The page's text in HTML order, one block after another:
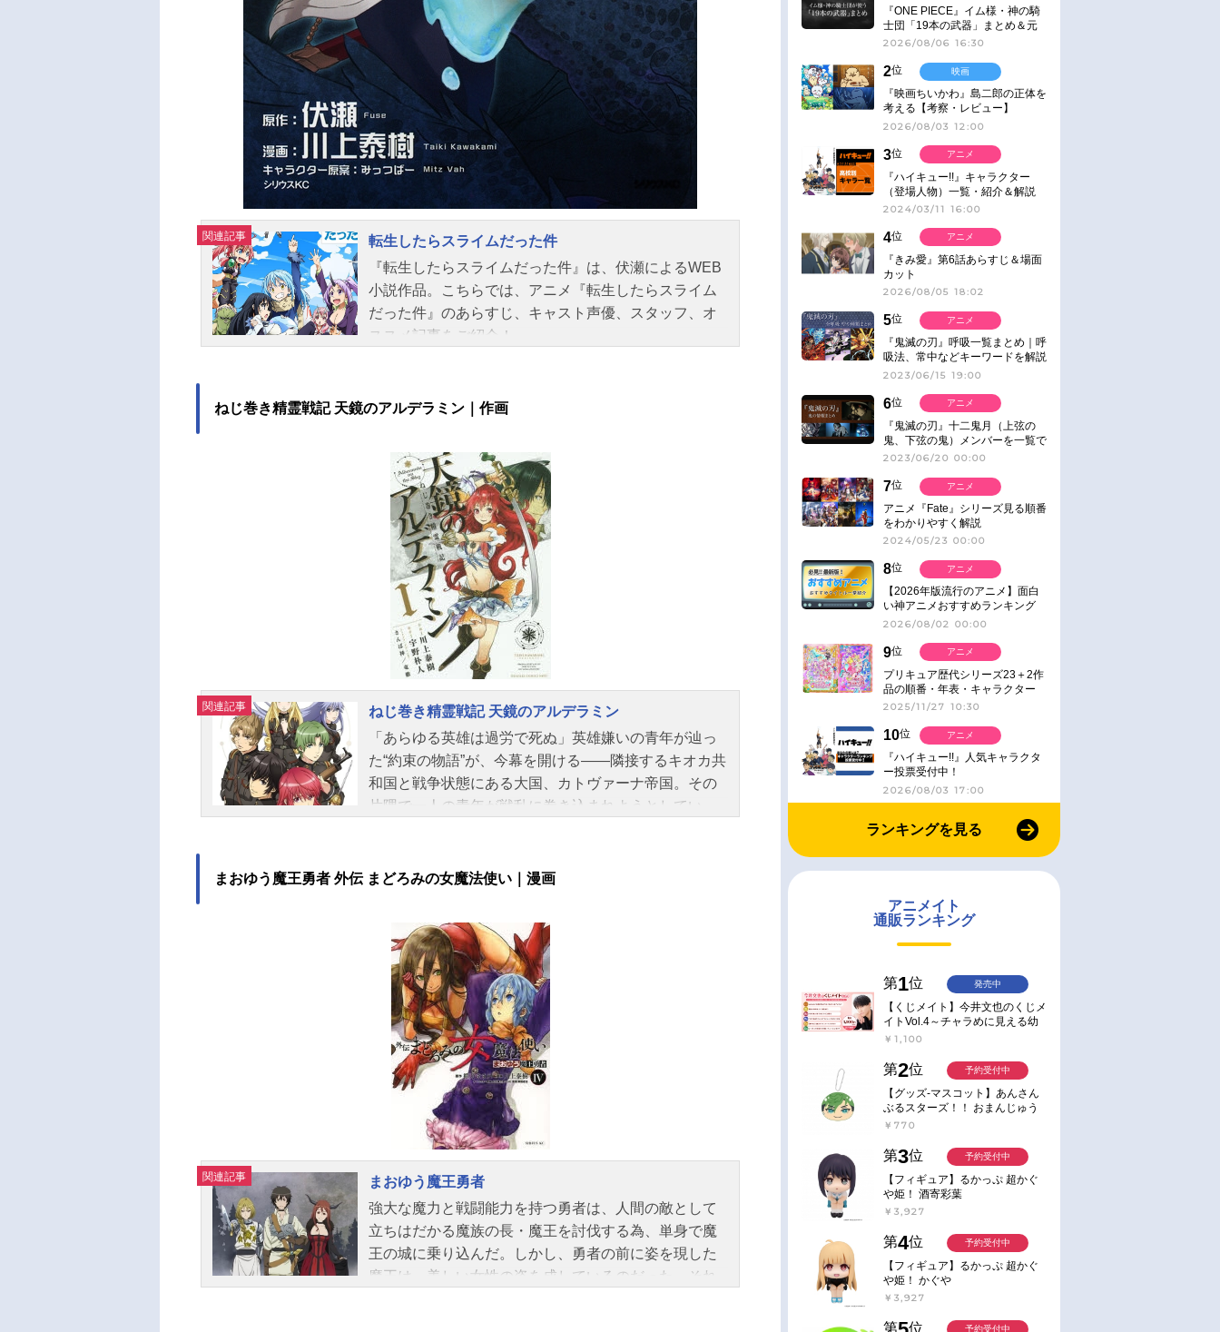
関連記事
転生したらスライムだった件
『転生したらスライムだった件』は、伏瀬によるWEB
小説作品。こちらでは、アニメ『転生したらスライム
だった件』のあらすじ、キャスト声優、スタッフ、オ
ススメ記事をご紹介！
ねじ巻き精霊戦記 天鏡のアルデラミン｜作画
関連記事
ねじ巻き精霊戦記 天鏡のアルデラミン
「あらゆる英雄は過労で死ぬ」英雄嫌いの青年が辿っ
た“約束の物語”が、今幕を開ける――隣接するキオカ共
和国と戦争状態にある大国、カトヴァーナ帝国。その
片隅で一人の青年が戦乱に巻き込まれようとしてい
であるヤトリシノ・イグセムとともに高等士官試験を
身のハローマ・ベッケル、旧軍閥名家のマシュー・テ
トジリチ、そしてヤトリと同じく忠義の御三家の一
角、レミオン家のトルウェイ・レミオンと出会うこと
となる。道中、彼らと賑やかな時間を過ごしていたそ
の時、突如船が座礁する。総員退艦となり脱出する5
人……だが、そこで一人の少女が船から海へ落ちる姿
が目に入る。ためらわず、大荒れの海に飛び込むイク
タ。そして、彼は少女の小さな手を握った。時に帝暦9
05年。それが後に常怠常勝の智将と呼ばれた男と、帝
国最後の女王と呼ばれた女の初めての邂逅。“約束され
た敗北”へと向かう、物語の発端である――。作品名ね
スケジュール2016年7月8日（金）～2016年9月30日
（金）TOKYOMXほか話数...
まおゆう魔王勇者 外伝 まどろみの女魔法使い｜漫画
関連記事
まおゆう魔王勇者
強大な魔力と戦闘能力を持つ勇者は、人間の敵として
立ちはだかる魔族の長・魔王を討伐する為、単身で魔
王の城に乗り込んだ。しかし、勇者の前に姿を現した
魔王は、美しい女性の姿を成しているのだった。それ
『ONE PIECE』イム様・神の騎
士団「19本の武器」まとめ＆元
ネタ
2026/08/06 16:30
2位
『映画ちいかわ』島二郎の正体を
考える【考察・レビュー】
2026/08/03 12:00
映画
3位
『ハイキュー!!』キャラクター
（登場人物）一覧・紹介＆解説
2024/03/11 16:00
アニメ
4位
『きみ愛』第6話あらすじ＆場面
カット
2026/08/05 18:02
アニメ
5位
『鬼滅の刃』呼吸一覧まとめ｜呼
吸法、常中などキーワードを解説
2023/06/15 19:00
アニメ
6位
『鬼滅の刃』十二鬼月（上弦の
鬼、下弦の鬼）メンバーを一覧で
紹介＆解説（登場鬼の情報まと
2023/06/20 00:00
アニメ
7位
アニメ『Fate』シリーズ見る順番
をわかりやすく解説
2024/05/23 00:00
アニメ
8位
【2026年版流行のアニメ】面白
い神アニメおすすめランキング
【名作・話題作】｜ジャンル別人
2026/08/02 00:00
アニメ
9位
プリキュア歴代シリーズ23＋2作
品の順番・年表・キャラクター
【2025年版】
2025/11/27 10:30
アニメ
10位
『ハイキュー!!』人気キャラクタ
ー投票受付中！
2026/08/03 17:00
アニメ
ランキングを見る
アニメイト
通販ランキング
第1位
【くじメイト】今井文也のくじメ
イトVol.4～チャラめに見える幼
馴染、実は一途で独占欲が強いん
￥1,100
発売中
第2位
【グッズ-マスコット】あんさん
ぶるスターズ！！ おまんじゅう
にぎにぎマスコット ねくすと2
￥770
予約受付中
第3位
【フィギュア】るかっぷ 超かぐ
や姫！ 酒寄彩葉
￥3,927
予約受付中
第4位
【フィギュア】るかっぷ 超かぐ
や姫！ かぐや
￥3,927
予約受付中
第 位 予約受付中